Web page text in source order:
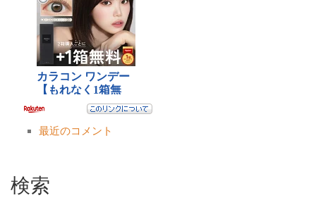
最近のコメント
検索